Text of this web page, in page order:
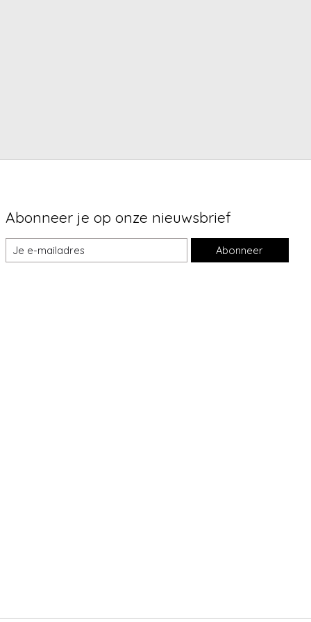
Abonneer je op onze nieuwsbrief
Abonneer